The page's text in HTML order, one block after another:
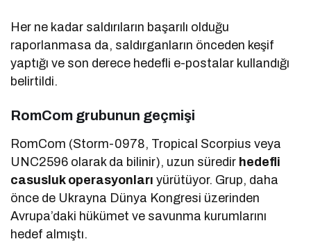
Her ne kadar saldırıların başarılı olduğu
raporlanmasa da, saldırganların önceden keşif
yaptığı ve son derece hedefli e-postalar kullandığı
belirtildi.
RomCom grubunun geçmişi
RomCom (Storm-0978, Tropical Scorpius veya
UNC2596 olarak da bilinir), uzun süredir hedefli
casusluk operasyonları yürütüyor. Grup, daha
önce de Ukrayna Dünya Kongresi üzerinden
Avrupa’daki hükümet ve savunma kurumlarını
hedef almıştı.